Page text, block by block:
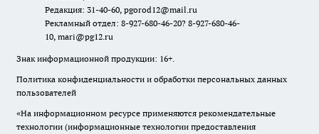
Редакция: 31-40-60, pgorod12@mail.ru
Рекламный отдел: 8-927-680-46-20? 8-927-680-46-
10, mari@pg12.ru
Знак информационной продукции: 16+.
Политика конфиденциальности и обработки персональных данных
пользователей
«На информационном ресурсе применяются рекомендательные
технологии (информационные технологии предоставления